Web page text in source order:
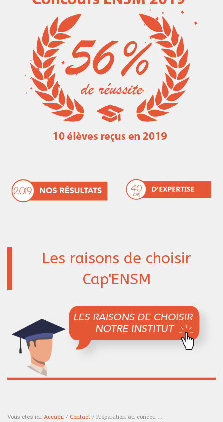
Résultats concours ENSM 2016-2017
Résultat concours ENSM 2017-2018
Ressources mathématiques
Les raisons de choisir
Cap'ENSM
Vous êtes ici: Accueil / Contact / Préparation au concou ...